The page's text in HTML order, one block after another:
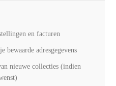
en facturen
bewaarde adresgegevens
nieuwe collecties (indien